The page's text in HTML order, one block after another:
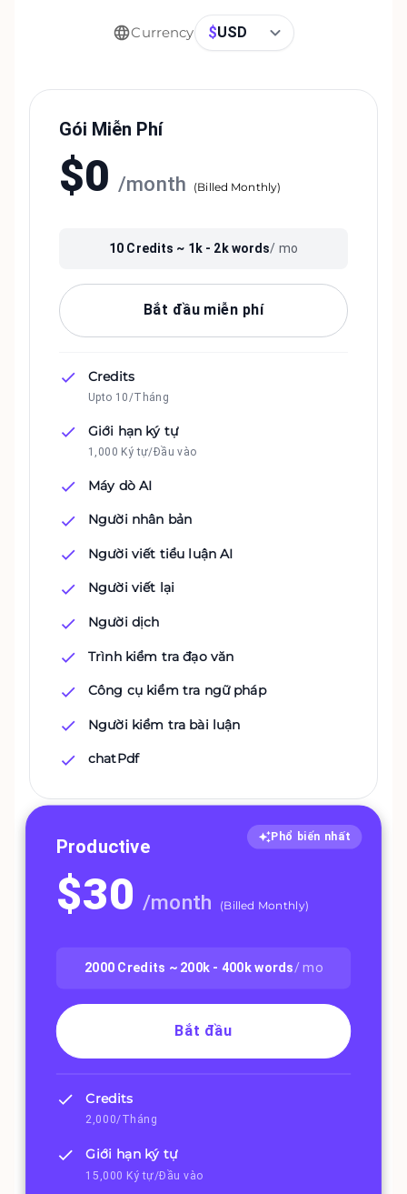
Currency $USD
Gói Miễn Phí
$0 /month (Billed Monthly)
10 Credits ~ 1k - 2kwords/ mo
Bắt đầu miễn phí
Credits
Upto 10/Tháng
Giới hạn ký tự
1,000 Ký tự/Đầu vào
Máy dò AI
Người nhân bản
Người viết tiểu luận AI
Người viết lại
Người dịch
Trình kiểm tra đạo văn
Công cụ kiểm tra ngữ pháp
Người kiểm tra bài luận
chatPdf
Phổ biến nhất
Productive
$30 /month (Billed Monthly)
2000 Credits ~ 200k - 400kwords/ mo
Bắt đầu
Credits
2,000/Tháng
Giới hạn ký tự
15,000 Ký tự/Đầu vào